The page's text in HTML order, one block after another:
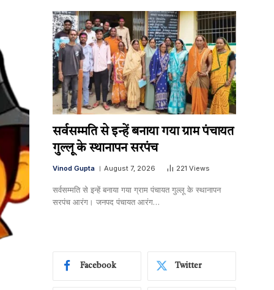
सर्वसम्मति से इन्हें बनाया गया ग्राम पंचायत
गुल्लू के स्थानापन सरपंच
Vinod Gupta August 7, 2026 221 Views
सर्वसम्मति से इन्हें बनाया गया ग्राम पंचायत गुल्लू के स्थानापन
सरपंच आरंग। जनपद पंचायत आरंग…
Facebook Twitter